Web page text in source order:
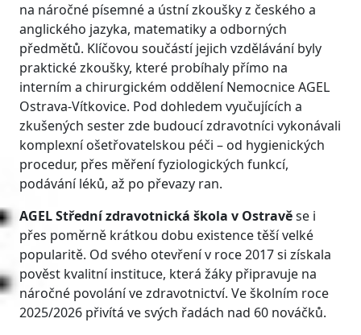
na náročné písemné a ústní zkoušky z českého a
anglického jazyka, matematiky a odborných
předmětů. Klíčovou součástí jejich vzdělávání byly
praktické zkoušky, které probíhaly přímo na
interním a chirurgickém oddělení Nemocnice AGEL
Ostrava-Vítkovice. Pod dohledem vyučujících a
zkušených sester zde budoucí zdravotníci vykonávali
komplexní ošetřovatelskou péči – od hygienických
procedur, přes měření fyziologických funkcí,
podávání léků, až po převazy ran.
AGEL Střední zdravotnická škola v Ostravěse i
přes poměrně krátkou dobu existence těší velké
popularitě. Od svého otevření v roce 2017 si získala
pověst kvalitní instituce, která žáky připravuje na
náročné povolání ve zdravotnictví. Ve školním roce
2025/2026 přivítá ve svých řadách nad 60 nováčků.